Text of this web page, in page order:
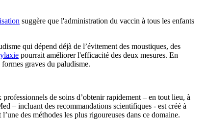
suggère que l'administration du vaccin à tous les enfants
qui dépend déjà de l’évitement des moustiques, des
pourrait améliorer l'efficacité des deux mesures. En
graves du paludisme.
de soins d’obtenir rapidement – en tout lieu, à
– incluant des recommandations scientifiques - est créé à
des méthodes les plus rigoureuses dans ce domaine.